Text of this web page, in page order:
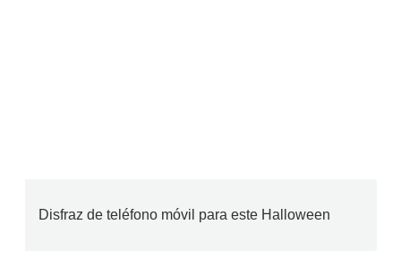
Disfraz de teléfono móvil para este Halloween